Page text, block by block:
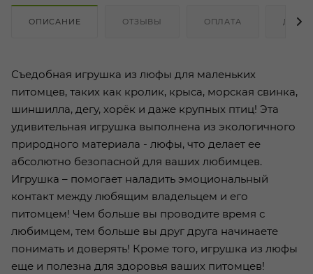
ОПИСАНИЕ ОТЗЫВЫ ОПЛАТА
Съедобная игрушка из люфы для маленьких
питомцев, таких как кролик, крыса, морская свинка,
шиншилла, дегу, хорёк и даже крупных птиц! Эта
удивительная игрушка выполнена из экологичного
природного материала - люфы, что делает ее
абсолютно безопасной для ваших любимцев.
Игрушка – помогает наладить эмоциональный
контакт между любящим владельцем и его
питомцем! Чем больше вы проводите время с
любимцем, тем больше вы друг друга начинаете
понимать и доверять! Кроме того, игрушка из люфы
еще и полезна для здоровья ваших питомцев!